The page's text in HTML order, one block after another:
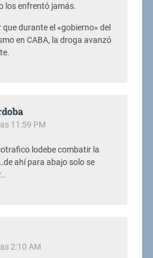
los enfrentó jamás.
durante el «gobierno» del
en CABA, la droga avanzó
11:59 PM
lodebe combatir la
ahí para abajo solo se
2:10 AM